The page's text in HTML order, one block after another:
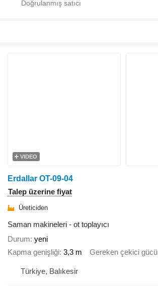
VIDEO
Erdallar OT-09-04
Talep üzerine fiyat
Üreticiden
Saman makineleri - ot toplayıcı
Durum yeni
Kapma genişliği 3,3 m Gereken çekici gücü
Türkiye, Balıkesir